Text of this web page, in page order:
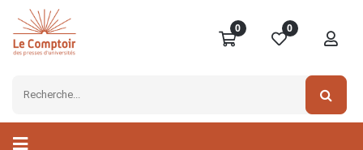
0 0